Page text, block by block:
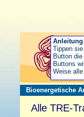
Bioenergetische
Alle TRE-
Anleitung
Tippen
Button
Buttons
Weise